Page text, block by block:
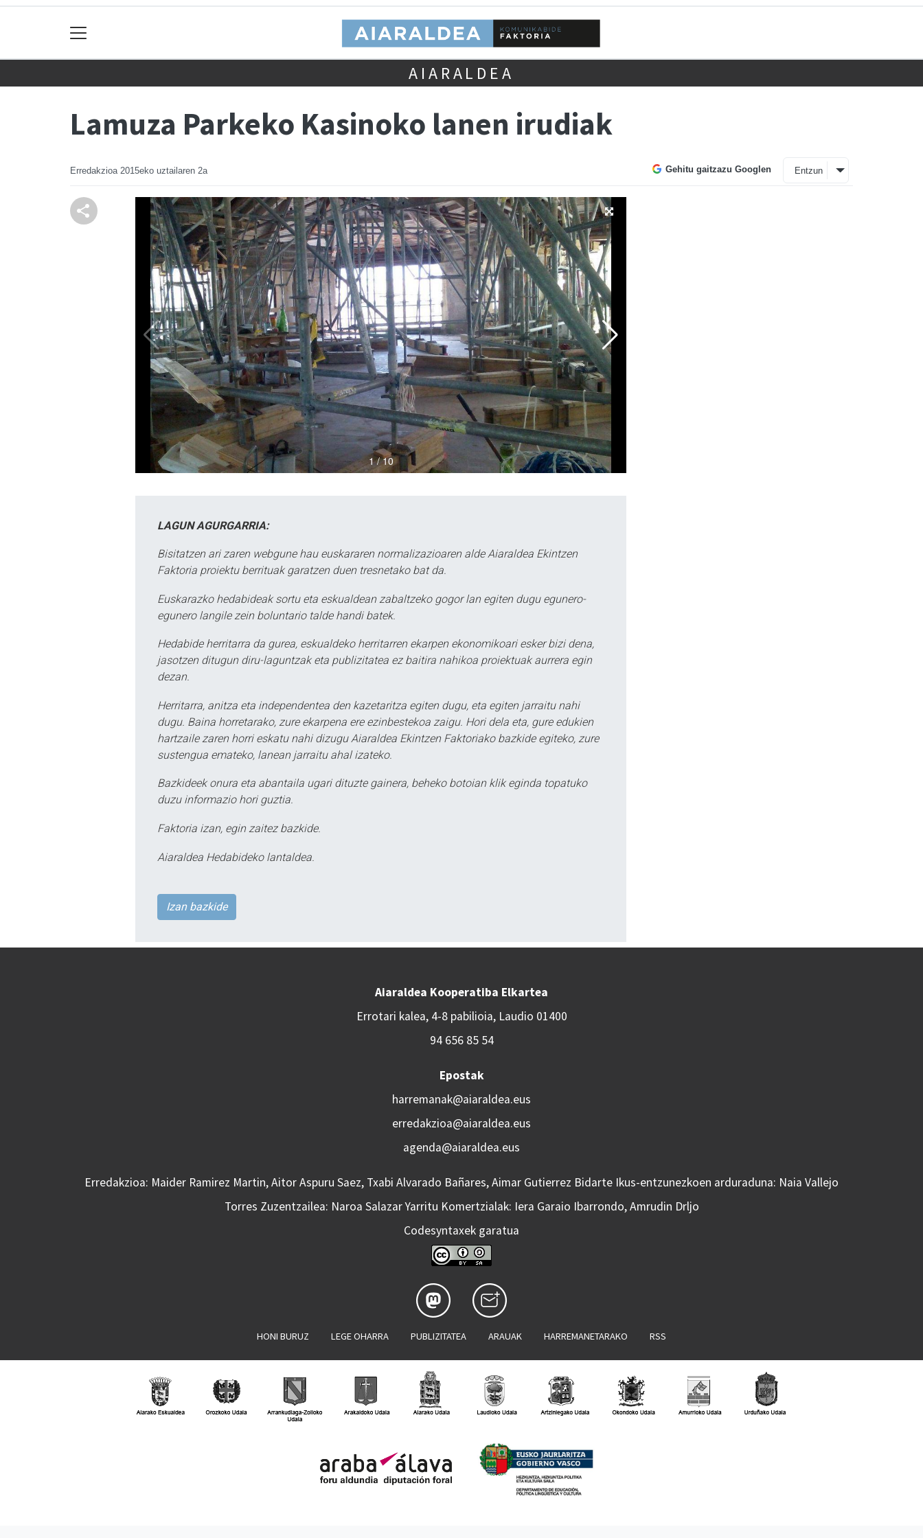
AIARALDEA
Lamuza Parkeko Kasinoko lanen irudiak
Erredakzioa 2015eko uztailaren 2a Gehitu gaitzazu Googlen Entzun
LAGUN AGURGARRIA:
Bisitatzen ari zaren webgune hau euskararen normalizazioaren alde Aiaraldea Ekintzen
Faktoria proiektu berrituak garatzen duen tresnetako bat da.
Euskarazko hedabideak sortu eta eskualdean zabaltzeko gogor lan egiten dugu egunero-
egunero langile zein boluntario talde handi batek.
Hedabide herritarra da gurea, eskualdeko herritarren ekarpen ekonomikoari esker bizi dena,
jasotzen ditugun diru-laguntzak eta publizitatea ez baitira nahikoa proiektuak aurrera egin
dezan.
Herritarra, anitza eta independentea den kazetaritza egiten dugu, eta egiten jarraitu nahi
dugu. Baina horretarako, zure ekarpena ere ezinbestekoa zaigu. Hori dela eta, gure edukien
hartzaile zaren horri eskatu nahi dizugu Aiaraldea Ekintzen Faktoriako bazkide egiteko, zure
sustengua emateko, lanean jarraitu ahal izateko.
Bazkideek onura eta abantaila ugari dituzte gainera, beheko botoian klik eginda topatuko
duzu informazio hori guztia.
Faktoria izan, egin zaitez bazkide.
Aiaraldea Hedabideko lantaldea.
Izan bazkide
Aiaraldea Kooperatiba Elkartea
Errotari kalea, 4-8 pabilioia, Laudio 01400
94 656 85 54
Epostak
harremanak@aiaraldea.eus
erredakzioa@aiaraldea.eus
agenda@aiaraldea.eus
Erredakzioa: Maider Ramirez Martin, Aitor Aspuru Saez, Txabi Alvarado Bañares, Aimar Gutierrez Bidarte Ikus-entzunezkoen arduraduna: Naia Vallejo
Torres Zuzentzailea: Naroa Salazar Yarritu Komertzialak: Iera Garaio Ibarrondo, Amrudin Drljo
Codesyntaxek garatua
HONI BURUZ LEGE OHARRA PUBLIZITATEA ARAUAK HARREMANETARAKO RSS